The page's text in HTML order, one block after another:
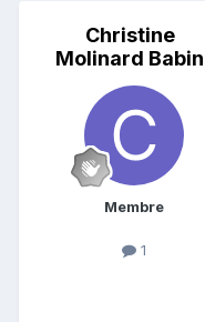
Christine
Molinard Babin
Membre
1